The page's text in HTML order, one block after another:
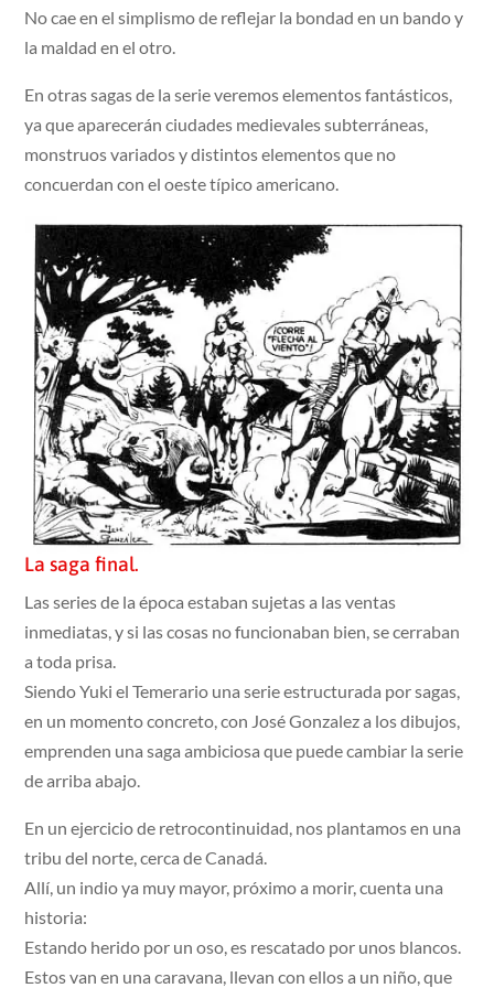
No cae en el simplismo de reflejar la bondad en un bando y
la maldad en el otro.
En otras sagas de la serie veremos elementos fantásticos,
ya que aparecerán ciudades medievales subterráneas,
monstruos variados y distintos elementos que no
concuerdan con el oeste típico americano.
La saga final.
Las series de la época estaban sujetas a las ventas
inmediatas, y si las cosas no funcionaban bien, se cerraban
a toda prisa.
Siendo Yuki el Temerario una serie estructurada por sagas,
en un momento concreto, con José Gonzalez a los dibujos,
emprenden una saga ambiciosa que puede cambiar la serie
de arriba abajo.
En un ejercicio de retrocontinuidad, nos plantamos en una
tribu del norte, cerca de Canadá.
Allí, un indio ya muy mayor, próximo a morir, cuenta una
historia:
Estando herido por un oso, es rescatado por unos blancos.
Estos van en una caravana, llevan con ellos a un niño, que